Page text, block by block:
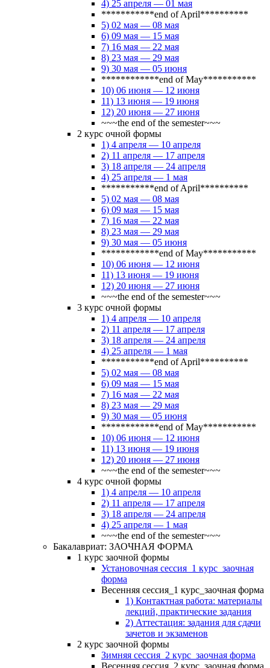
4) 25 апреля — 01 мая
***********end of April**********
5) 02 мая — 08 мая
6) 09 мая — 15 мая
7) 16 мая — 22 мая
8) 23 мая — 29 мая
9) 30 мая — 05 июня
************end of May***********
10) 06 июня — 12 июня
11) 13 июня — 19 июня
12) 20 июня — 27 июня
~~~the end of the semester~~~
2 курс очной формы
1) 4 апреля — 10 апреля
2) 11 апреля — 17 апреля
3) 18 апреля — 24 апреля
4) 25 апреля — 1 мая
***********end of April**********
5) 02 мая — 08 мая
6) 09 мая — 15 мая
7) 16 мая — 22 мая
8) 23 мая — 29 мая
9) 30 мая — 05 июня
************end of May***********
10) 06 июня — 12 июня
11) 13 июня — 19 июня
12) 20 июня — 27 июня
~~~the end of the semester~~~
3 курс очной формы
1) 4 апреля — 10 апреля
2) 11 апреля — 17 апреля
3) 18 апреля — 24 апреля
4) 25 апреля — 1 мая
***********end of April**********
5) 02 мая — 08 мая
6) 09 мая — 15 мая
7) 16 мая — 22 мая
8) 23 мая — 29 мая
9) 30 мая — 05 июня
************end of May***********
10) 06 июня — 12 июня
11) 13 июня — 19 июня
12) 20 июня — 27 июня
~~~the end of the semester~~~
4 курс очной формы
1) 4 апреля — 10 апреля
2) 11 апреля — 17 апреля
3) 18 апреля — 24 апреля
4) 25 апреля — 1 мая
~~~the end of the semester~~~
Бакалавриат: ЗАОЧНАЯ ФОРМА
1 курс заочной формы
Установочная сессия_1 курс_заочная
форма
Весенняя сессия_1 курс_заочная форма
1) Контактная работа: материалы
лекций, практические задания
2) Аттестация: задания для сдачи
зачетов и экзаменов
2 курс заочной формы
Зимняя сессия_2 курс_заочная форма
Весенняя сессия_2 курс_заочная форма